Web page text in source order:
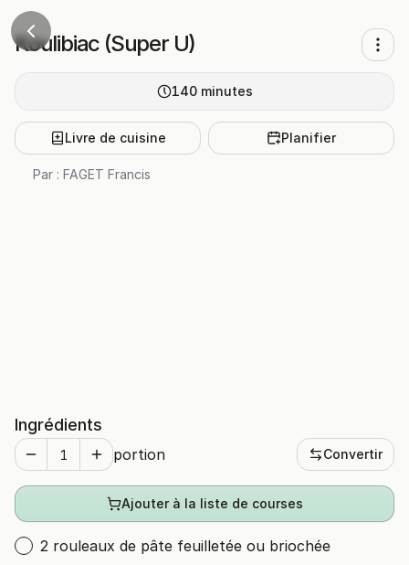
Koulibiac (Super U)
140 minutes
Livre de cuisine Planifier
Par : FAGET Francis
Ingrédients
portion Convertir
Ajouter à la liste de courses
2 rouleaux de pâte feuilletée ou briochée